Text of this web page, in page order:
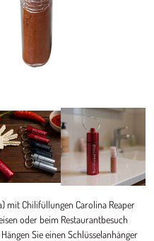
mit Chilifüllungen Carolina Reaper
oder beim Restaurantbesuch
Sie einen Schlüsselanhänger